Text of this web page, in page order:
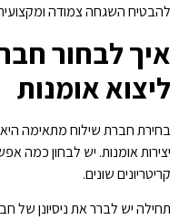
להבטיח השגחה צמודה
איך לבחור
ליצוא אומנות
בחירת חברת שילוח מתאימה
יצירות אומנות. יש לבחון כמה
קריטריונים שונים.
תחילה יש לברר את ניסיונן של